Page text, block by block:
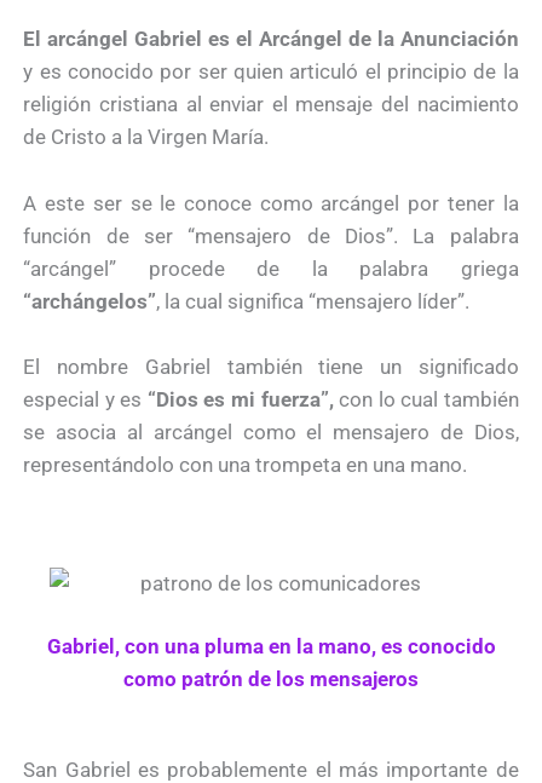
El arcángel Gabriel es el Arcángel de la Anunciación
y es conocido por ser quien articuló el principio de la
religión cristiana al enviar el mensaje del nacimiento
de Cristo a la Virgen María.
A este ser se le conoce como arcángel por tener la
función de ser “mensajero de Dios”. La palabra
“arcángel” procede de la palabra griega
“archángelos”, la cual significa “mensajero líder”.
El nombre Gabriel también tiene un significado
especial y es “Dios es mi fuerza”,con lo cual también
se asocia al arcángel como el mensajero de Dios,
representándolo con una trompeta en una mano.
Gabriel, con una pluma en la mano, es conocido
como patrón de los mensajeros
San Gabriel es probablemente el más importante de